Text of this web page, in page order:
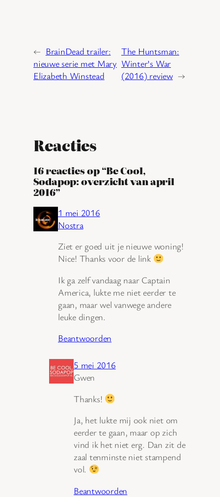
← BrainDead trailer:
nieuwe serie met Mary
Elizabeth Winstead
The Huntsman:
Winter’s War
(2016) review →
Reacties
16 reacties op “Be Cool,
Sodapop: overzicht van april
2016”
1 mei 2016
Nostra
Ziet er goed uit je nieuwe woning!
Nice! Thanks voor de link
Ik ga zelf vandaag naar Captain
America, lukte me niet eerder te
gaan, maar wel vanwege andere
leuke dingen.
Beantwoorden
5 mei 2016
Gwen
Thanks!
Ja, het lukte mij ook niet om
eerder te gaan, maar op zich
vind ik het niet erg. Dan zit de
zaal tenminste niet stampend
vol.
Beantwoorden